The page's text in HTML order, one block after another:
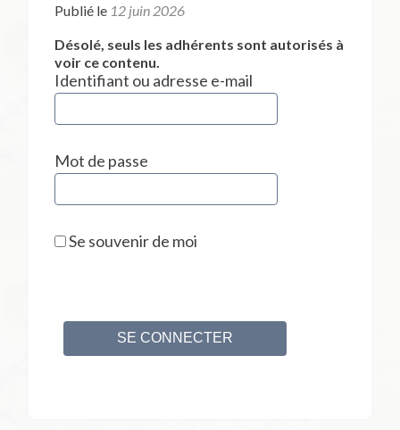
Publié le 12 juin 2026
Désolé, seuls les adhérents sont autorisés à
voir ce contenu.
Identifiant ou adresse e-mail
Mot de passe
Se souvenir de moi